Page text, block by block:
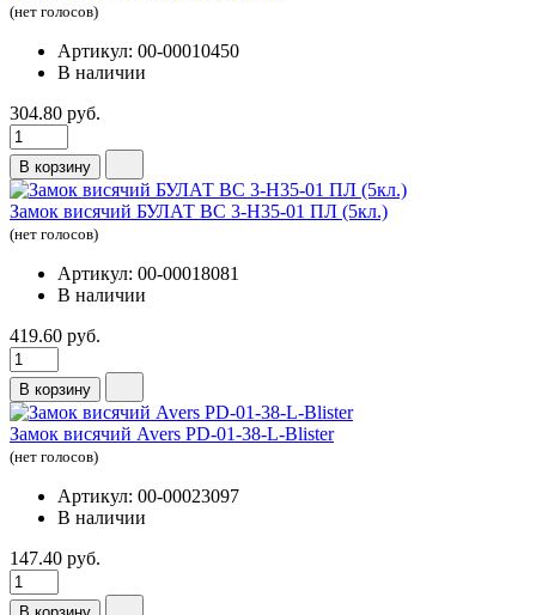
(нет голосов)
Артикул: 00-00010450
В наличии
304.80 руб.
В корзину
Замок висячий БУЛАТ ВС 3-Н35-01 ПЛ (5кл.)
(нет голосов)
Артикул: 00-00018081
В наличии
419.60 руб.
В корзину
Замок висячий Avers PD-01-38-L-Blister
(нет голосов)
Артикул: 00-00023097
В наличии
147.40 руб.